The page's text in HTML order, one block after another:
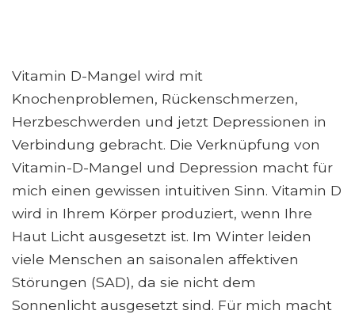
Vitamin D-Mangel wird mit
Knochenproblemen, Rückenschmerzen,
Herzbeschwerden und jetzt Depressionen in
Verbindung gebracht. Die Verknüpfung von
Vitamin-D-Mangel und Depression macht für
mich einen gewissen intuitiven Sinn. Vitamin D
wird in Ihrem Körper produziert, wenn Ihre
Haut Licht ausgesetzt ist. Im Winter leiden
viele Menschen an saisonalen affektiven
Störungen (SAD), da sie nicht dem
Sonnenlicht ausgesetzt sind. Für mich macht